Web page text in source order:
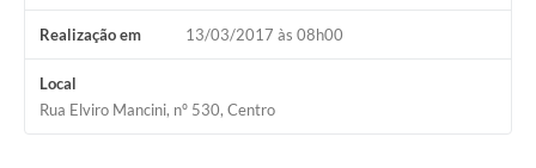
Realização em 13/03/2017 às 08h00
Local
Rua Elviro Mancini, nº 530, Centro